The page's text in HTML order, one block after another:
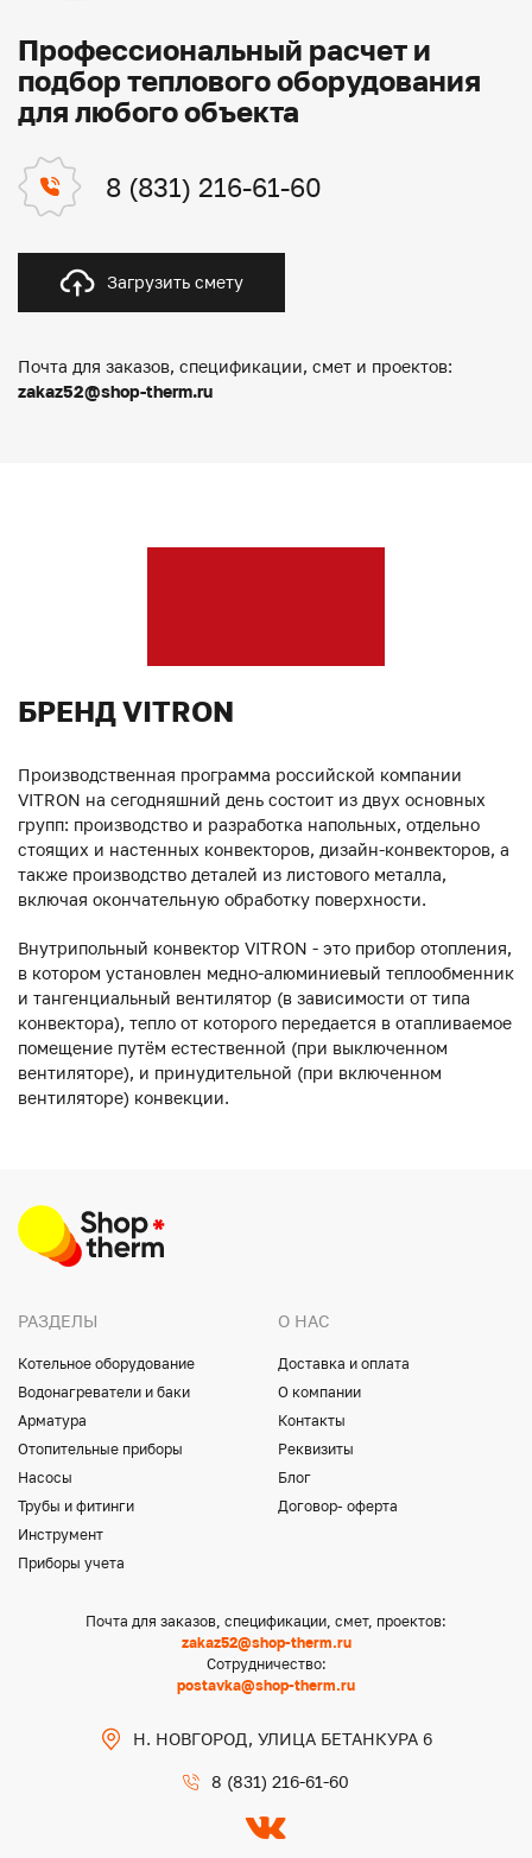
Профессиональный расчет и
подбор теплового оборудования
для любого объекта
8 (831) 216-61-60
Загрузить смету
Почта для заказов, спецификации, смет и проектов:
zakaz52@shop-therm.ru
БРЕНД VITRON
Производственная программа российской компании
VITRON на сегодняшний день состоит из двух основных
групп: производство и разработка напольных, отдельно
стоящих и настенных конвекторов, дизайн-конвекторов, а
также производство деталей из листового металла,
включая окончательную обработку поверхности.
Внутрипольный конвектор VITRON - это прибор отопления,
в котором установлен медно-алюминиевый теплообменник
и тангенциальный вентилятор (в зависимости от типа
конвектора), тепло от которого передается в отапливаемое
помещение путём естественной (при выключенном
вентиляторе), и принудительной (при включенном
вентиляторе) конвекции.
РАЗДЕЛЫ
Котельное оборудование
Водонагреватели и баки
Арматура
Отопительные приборы
Насосы
Трубы и фитинги
Инструмент
Приборы учета
О НАС
Доставка и оплата
О компании
Контакты
Реквизиты
Блог
Договор- оферта
Почта для заказов, спецификации, смет, проектов:
zakaz52@shop-therm.ru
Сотрудничество:
postavka@shop-therm.ru
Н. НОВГОРОД, УЛИЦА БЕТАНКУРА 6
8 (831) 216-61-60